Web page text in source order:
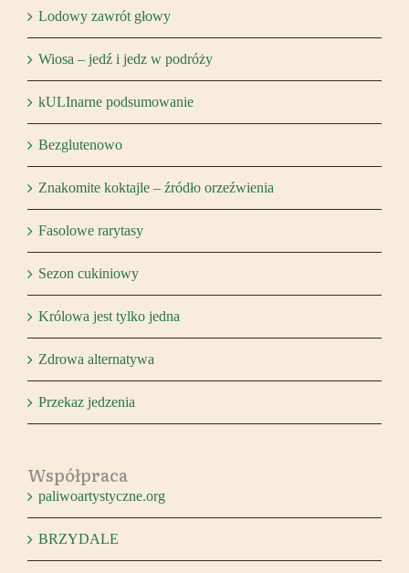
Lodowy zawrót głowy
Wiosa – jedź i jedz w podróży
kULInarne podsumowanie
Bezglutenowo
Znakomite koktajle – źródło orzeźwienia
Fasolowe rarytasy
Sezon cukiniowy
Królowa jest tylko jedna
Zdrowa alternatywa
Przekaz jedzenia
Współpraca
paliwoartystyczne.org
BRZYDALE